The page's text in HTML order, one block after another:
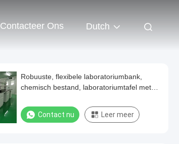
Contacteer Ons Dutch
Robuuste, flexibele laboratoriumbank,
chemisch bestand, laboratoriumtafel met
Contact nu Leer meer